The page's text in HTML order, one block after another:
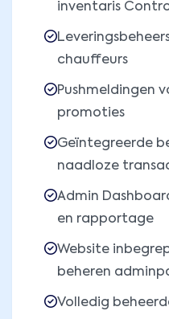
inventaris
chauffeurs
Pushmeldingen
promoties
Geïntegreerde
naadloze
Admin
en rapportage
Website
beheren
Volledig